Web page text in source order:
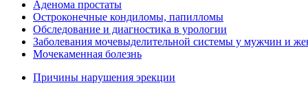
Аденома простаты
Остроконечные кондиломы, папилломы
Обследование и диагностика в урологии
Заболевания мочевыделительной системы у мужчин и
Мочекаменная болезнь
Причины нарушения эрекции